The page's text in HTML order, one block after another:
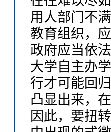
用人部门不
教育组织，
政府应当依
大学自主办
行才可能回
凸显出来，
因此，要扭